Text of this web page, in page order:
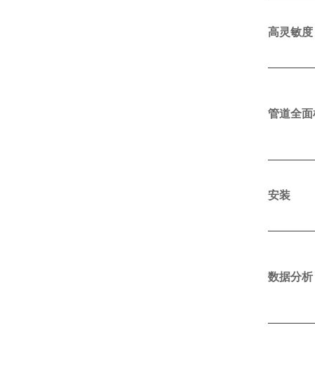
高灵敏度
管道全
安装
数据分析